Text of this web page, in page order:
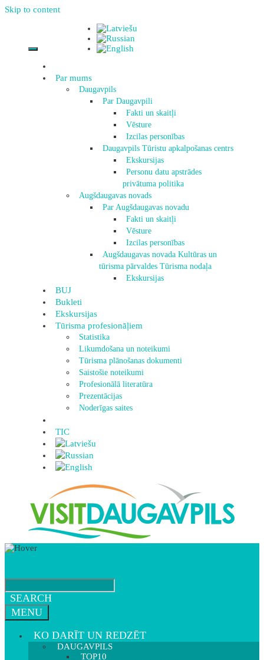
Skip to content
Par mums
Daugavpils
Par Daugavpili
Fakti un skaitļi
Vēsture
Izcilas personības
Daugavpils Tūristu apkalpošanas centrs
Ekskursijas
Personu datu apstrādes
privātuma politika
Augšdaugavas novads
Par Augšdaugavas novadu
Fakti un skaitļi
Vēsture
Izcilas personības
Augšdaugavas novada Kultūras un
tūrisma pārvaldes Tūrisma nodaļa
Ekskursijas
BUJ
Bukleti
Ekskursijas
Tūrisma profesionāļiem
Statistika
Likumdošana un noteikumi
Tūrisma plānošanas dokumenti
Saistošie noteikumi
Profesionālā literatūra
Prezentācijas
Noderīgas saites
TIC
SEARCH
MENU
KO DARĪT UN REDZĒT
DAUGAVPILS
TOP10